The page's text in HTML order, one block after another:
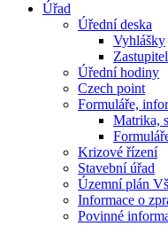
Úřad
Úřední deska
Vyhlášky
Úřední hodiny
Czech point
Formuláře,
Matrika,
Krizové řízení
Stavební úřad
Územní plán
Informace o
Povinné